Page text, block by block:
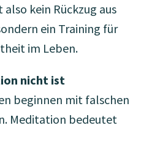
kein Rückzug aus
ein Training für
im Leben.
nicht ist
beginnen mit falschen
Meditation bedeutet